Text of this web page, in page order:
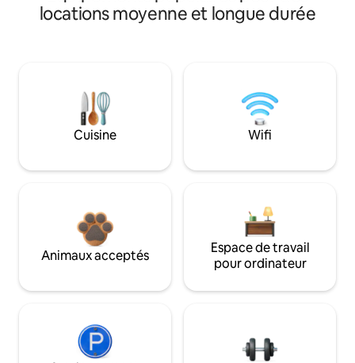
locations moyenne et longue durée
Cuisine Wifi
Animaux acceptés
Espace de travail
pour ordinateur